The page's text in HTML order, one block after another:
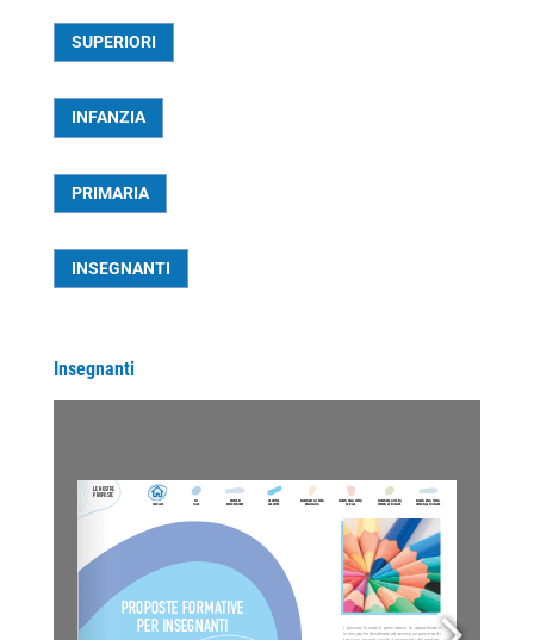
SUPERIORI
INFANZIA
PRIMARIA
INSEGNANTI
Insegnanti